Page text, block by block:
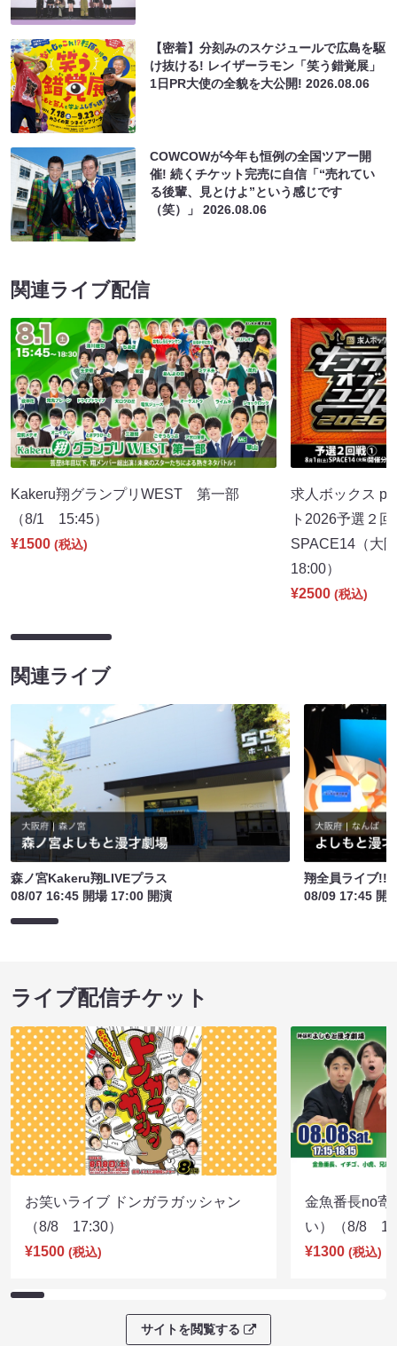
【密着】分刻みのスケジュールで広島を駆
け抜ける! レイザーラモン「笑う錯覚展」
1日PR大使の全貌を大公開!2026.08.06
COWCOWが今年も恒例の全国ツアー開
催! 続くチケット完売に自信「“売れてい
る後輩、見とけよ”という感じです
（笑）」2026.08.06
関連ライブ配信
Kakeru翔グランプリWEST 第一部
（8/1 15:45）
¥1500 (税込)
求人ボックス
ト2026予選２
SPACE14（大
18:00）
¥2500 (税込)
関連ライブ
森ノ宮Kakeru翔LIVEプラス
08/07 16:45 開場 17:00 開演
翔全員ライブ!!!
08/09 17:45 開
ライブ配信チケット
お笑いライブ ドンガラガッシャン
（8/8 17:30）
¥1500 (税込)
金魚番長no寄
い）（8/8
¥1300 (税込)
サイトを閲覧する